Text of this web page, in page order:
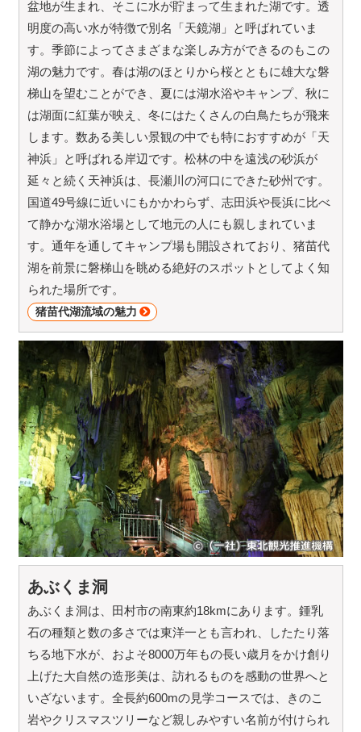
盆地が生まれ、そこに水が貯まって生まれた湖です。透
明度の高い水が特徴で別名「天鏡湖」と呼ばれていま
す。季節によってさまざまな楽しみ方ができるのもこの
湖の魅力です。春は湖のほとりから桜とともに雄大な磐
梯山を望むことができ、夏には湖水浴やキャンプ、秋に
は湖面に紅葉が映え、冬にはたくさんの白鳥たちが飛来
します。数ある美しい景観の中でも特におすすめが「天
神浜」と呼ばれる岸辺です。松林の中を遠浅の砂浜が
延々と続く天神浜は、長瀬川の河口にできた砂州です。
国道49号線に近いにもかかわらず、志田浜や長浜に比べ
て静かな湖水浴場として地元の人にも親しまれていま
す。通年を通してキャンプ場も開設されており、猪苗代
湖を前景に磐梯山を眺める絶好のスポットとしてよく知
られた場所です。
猪苗代湖流域の魅力
あぶくま洞
あぶくま洞は、田村市の南東約18kmにあります。鍾乳
石の種類と数の多さでは東洋一とも言われ、したたり落
ちる地下水が、およそ8000万年もの長い歳月をかけ創り
上げた大自然の造形美は、訪れるものを感動の世界へと
いざないます。全長約600mの見学コースでは、きのこ
岩やクリスマスツリーなど親しみやすい名前が付けられ